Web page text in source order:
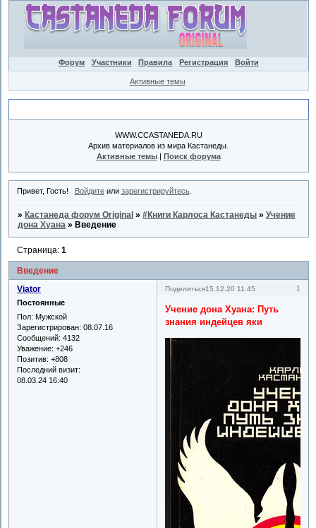
Форум Участники Правила Регистрация Войти
Активные темы
WWW.CCASTANEDA.RU
Архив материалов из мира Кастанеды.
Активные темы| Поиск форума
Привет, Гость! Войдитеили зарегистрируйтесь.
» Кастанеда форум Original »#Книги Карлоса Кастанеды »Учение
дона Хуана » Введение
Введение
Страница:1
Поделиться 1
15.12.20 11:45
Viator
Постоянные
Пол: Мужской
Зарегистрирован: 08.07.16
Сообщений: 4132
Уважение: +246
Позитив: +808
Последний визит:
08.03.24 16:40
Учение дона Хуана: Путь
знания индейцев яки